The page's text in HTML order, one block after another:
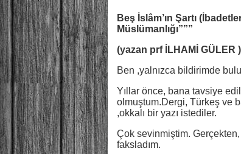
Beş İslâm’ın Şartı
Müslümanlığı”””
(yazan prf İLHAMİ GÜLER )
Ben ,yalnızca bildirimde
Yıllar önce, bana tavsiye
olmuştum.Dergi, Türkeş ve
,okkalı bir yazı istediler.
Çok sevinmiştim. Gerçekten,
faksladım.